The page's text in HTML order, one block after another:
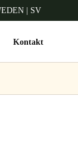
| SV
Kontakt